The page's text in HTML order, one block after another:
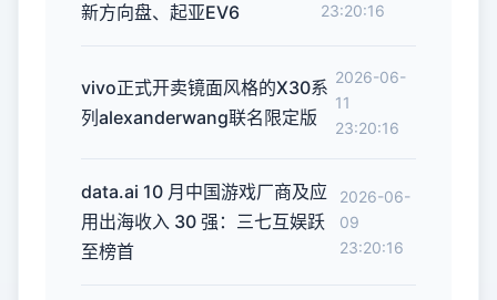
新方向盘、起亚EV6
23:20:16
vivo正式开卖镜面风格的X30系
列alexanderwang联名限定版
2026-06-
11
23:20:16
data.ai 10 月中国游戏厂商及应
用出海收入 30 强：三七互娱跃
至榜首
2026-06-
09
23:20:16